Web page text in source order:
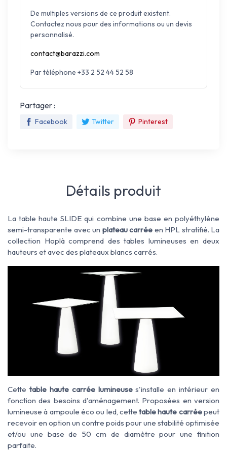
De multiples versions de ce produit existent.
Contactez nous pour des informations ou un devis
personnalisé.
contact@barazzi.com
Par téléphone +33 2 52 44 52 58
Partager :
Facebook Twitter Pinterest
Détails produit
La table haute SLIDE qui combine une base en polyéthylène
semi-transparente avec un plateau carrée en HPL stratifié. La
collection Hoplà comprend des tables lumineuses en deux
hauteurs et avec des plateaux blancs carrés.
Cette table haute carrée lumineuses'installe en intérieur en
fonction des besoins d'aménagement. Proposées en version
lumineuse à ampoule éco ou led, cettetable haute carréepeut
recevoir en option un contre poids pour une stabilité optimisée
et/ou une base de 50 cm de diamètre pour une finition
parfaite.